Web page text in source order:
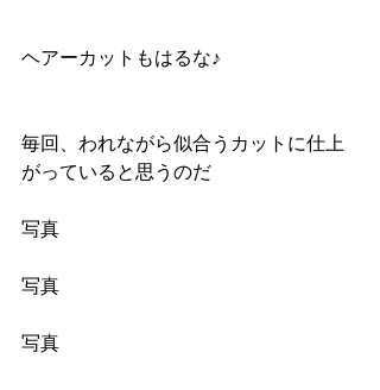
ヘアーカットもはるな♪
毎回、われながら似合うカットに仕上
がっていると思うのだ
写真
写真
写真